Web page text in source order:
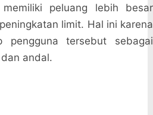
peluang lebih besar
limit. Hal ini karena
pengguna tersebut sebagai
andal.